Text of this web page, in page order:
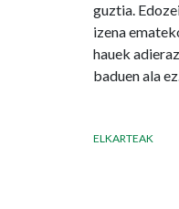
guztia.
izena
hauek
baduen ala
ELKARTEAK